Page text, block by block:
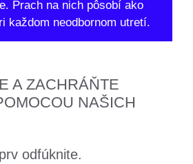
Prach na nich pôsobí ako
každom neodbornom utretí.
A ZACHRÁŇTE
NAŠICH
odfúknite.